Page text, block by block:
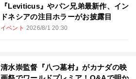
『Leviticus』やパン兄弟最新作、イン
ドネシアの注目ホラーがお披露目
イベント 2026/8/1 20:30
清水崇監督『八つ墓村』がカナダの映